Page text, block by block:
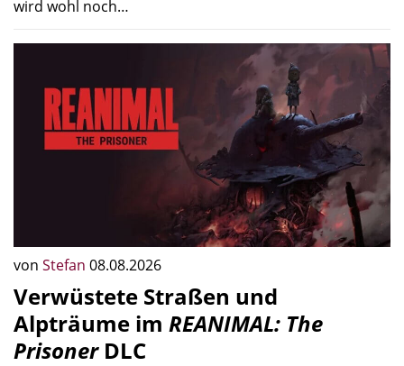
wird wohl noch…
von Stefan 08.08.2026
Verwüstete Straßen und
Alpträume im REANIMAL: The
PrisonerDLC